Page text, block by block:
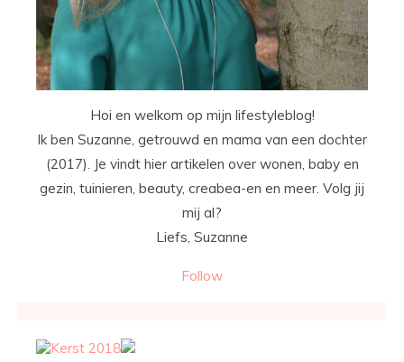
Hoi en welkom op mijn lifestyleblog!
Ik ben Suzanne, getrouwd en mama van een dochter
(2017). Je vindt hier artikelen over wonen, baby en
gezin, tuinieren, beauty, creabea-en en meer. Volg jij
mij al?
Liefs, Suzanne
Follow